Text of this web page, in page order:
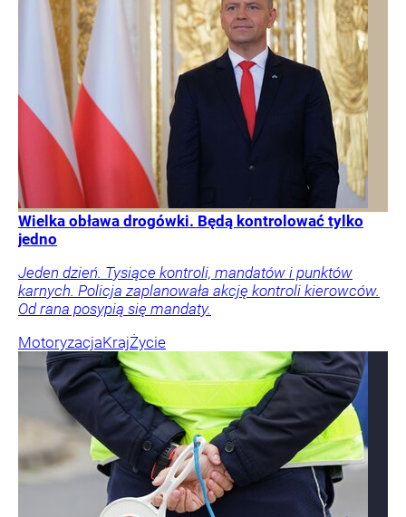
Wielka obława drogówki. Będą kontrolować tylko
jedno
Jeden dzień. Tysiące kontroli, mandatów i punktów
karnych. Policja zaplanowała akcję kontroli kierowców.
Od rana posypią się mandaty.
MotoryzacjaKrajŻycie